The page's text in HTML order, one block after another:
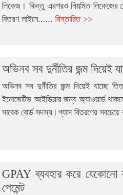
লিকেজ। কিন্তু এরপরও নিয়মিত লিকেজের
বিতরণ লাইনে......বিস্তারিত >>
অভিনব সব দুর্নীতির জন্ম দিয়েই
অভিনব সব দুর্নীতির জন্ম দিয়েই যাচ্ছে
ইনোভেটিভ আইডিয়ার জন্য অ্যাওয়ার্ড
সাবেক বোর্ড সদস্য।গ্যাস বিতরণের
GPAY ব্যবহার করে যেকোনো
পেমেন্ট